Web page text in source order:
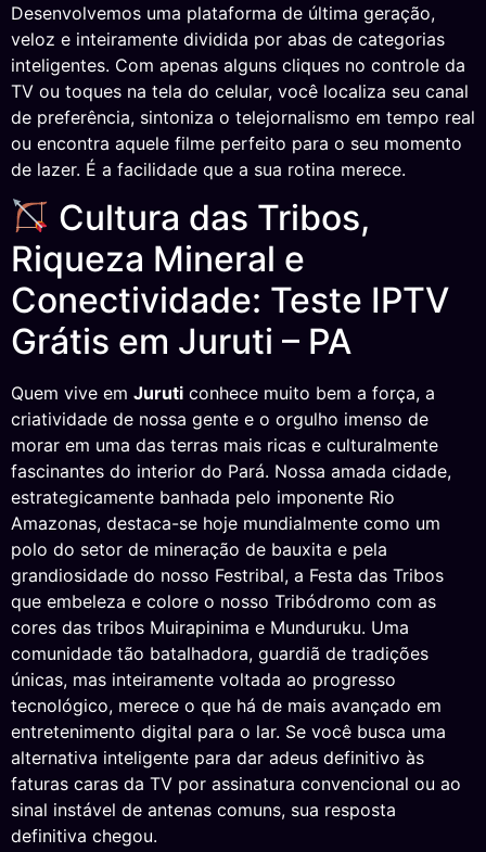
Desenvolvemos uma plataforma de última geração,
veloz e inteiramente dividida por abas de categorias
inteligentes. Com apenas alguns cliques no controle da
TV ou toques na tela do celular, você localiza seu canal
de preferência, sintoniza o telejornalismo em tempo real
ou encontra aquele filme perfeito para o seu momento
de lazer. É a facilidade que a sua rotina merece.
Cultura das Tribos,
Riqueza Mineral e
Conectividade: Teste IPTV
Grátis em Juruti – PA
Quem vive em Juruti conhece muito bem a força, a
criatividade de nossa gente e o orgulho imenso de
morar em uma das terras mais ricas e culturalmente
fascinantes do interior do Pará. Nossa amada cidade,
estrategicamente banhada pelo imponente Rio
Amazonas, destaca-se hoje mundialmente como um
polo do setor de mineração de bauxita e pela
grandiosidade do nosso Festribal, a Festa das Tribos
que embeleza e colore o nosso Tribódromo com as
cores das tribos Muirapinima e Munduruku. Uma
comunidade tão batalhadora, guardiã de tradições
únicas, mas inteiramente voltada ao progresso
tecnológico, merece o que há de mais avançado em
entretenimento digital para o lar. Se você busca uma
alternativa inteligente para dar adeus definitivo às
faturas caras da TV por assinatura convencional ou ao
sinal instável de antenas comuns, sua resposta
definitiva chegou.